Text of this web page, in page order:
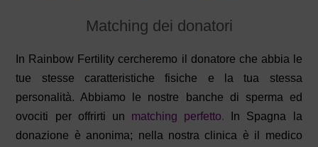
Matching dei donatori
In Rainbow Fertility cercheremo il donatore che abbia le
tue stesse caratteristiche fisiche e la tua stessa
personalità. Abbiamo le nostre banche di sperma ed
ovociti per offrirti un matching perfetto. In Spagna la
donazione è anonima; nella nostra clinica è il medico